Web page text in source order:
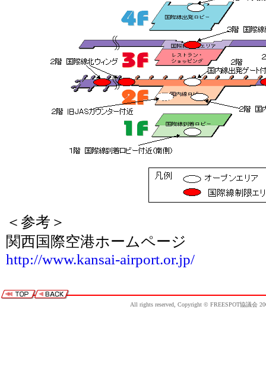
＜参考＞
関西国際空港ホームページ
http://www.kansai-airport.or.jp/
All rights reserved, Copyright © FREESPOT協議会